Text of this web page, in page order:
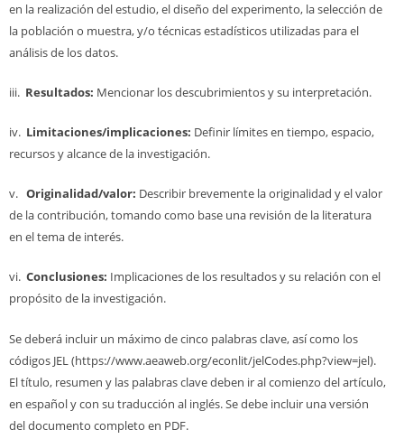
en la realización del estudio, el diseño del experimento, la selección de
la población o muestra, y/o técnicas estadísticos utilizadas para el
análisis de los datos.
iii. Resultados: Mencionar los descubrimientos y su interpretación.
iv. Limitaciones/implicaciones: Definir límites en tiempo, espacio,
recursos y alcance de la investigación.
v. Originalidad/valor: Describir brevemente la originalidad y el valor
de la contribución, tomando como base una revisión de la literatura
en el tema de interés.
vi. Conclusiones: Implicaciones de los resultados y su relación con el
propósito de la investigación.
Se deberá incluir un máximo de cinco palabras clave, así como los
códigos JEL (https://www.aeaweb.org/econlit/jelCodes.php?view=jel).
El título, resumen y las palabras clave deben ir al comienzo del artículo,
en español y con su traducción al inglés. Se debe incluir una versión
del documento completo en PDF.